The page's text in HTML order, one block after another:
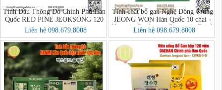
Tinh Dầu Thông Đỏ Chính Phủ Hàn
Quốc RED PINE JEOKSONG 120
Viên - 파인적송
Liên hệ 098.679.8008
Tinh chất bổ gan Nghệ Đông Trùng
JEONG WON Hàn Quốc 10 chai -
Hovenia Cordyceps Curcumin Drink
Liên hệ 098.679.8008